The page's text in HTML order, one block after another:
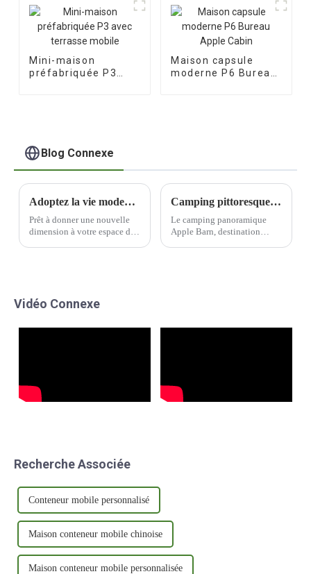
Mini-maison
préfabriquée P3
Maison capsule
moderne P6 Bureau
Blog Connexe
Adoptez la vie moderne avec une capsule spatiale
Prêt à donner une nouvelle
dimension à votre espace de
qui…
Camping pittoresque Apple Barn, une destination populaire pour les amateurs de plein air
Le camping panoramique
Apple Barn, destination
Vidéo Connexe
Recherche Associée
Conteneur mobile personnalisé
Maison conteneur mobile chinoise
Maison conteneur mobile personnalisée